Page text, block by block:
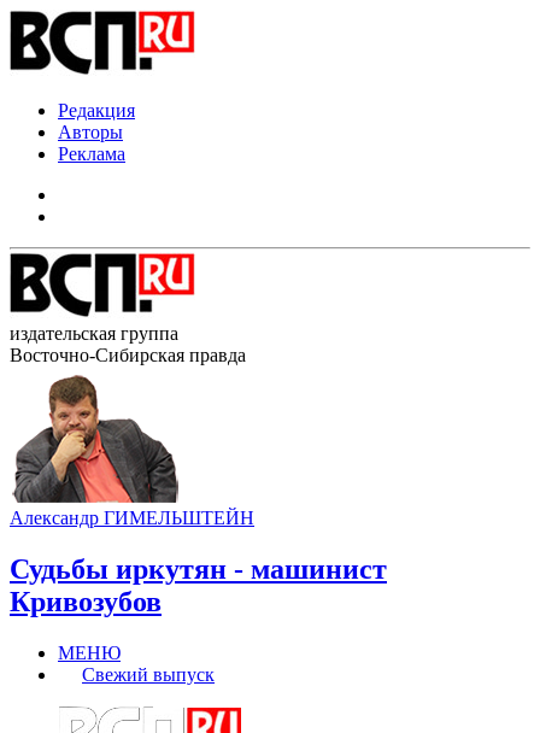
Редакция
Авторы
Реклама
издательская группа
Восточно-Сибирская правда
Александр ГИМЕЛЬШТЕЙН
Судьбы иркутян - машинист
Кривозубов
МЕНЮ
Свежий выпуск